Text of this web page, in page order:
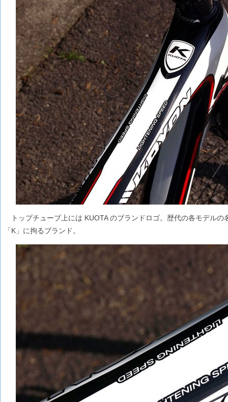
トップチューブ上には KUOTA のブランドロゴ。歴代の各モデルの
「K」に拘るブランド。